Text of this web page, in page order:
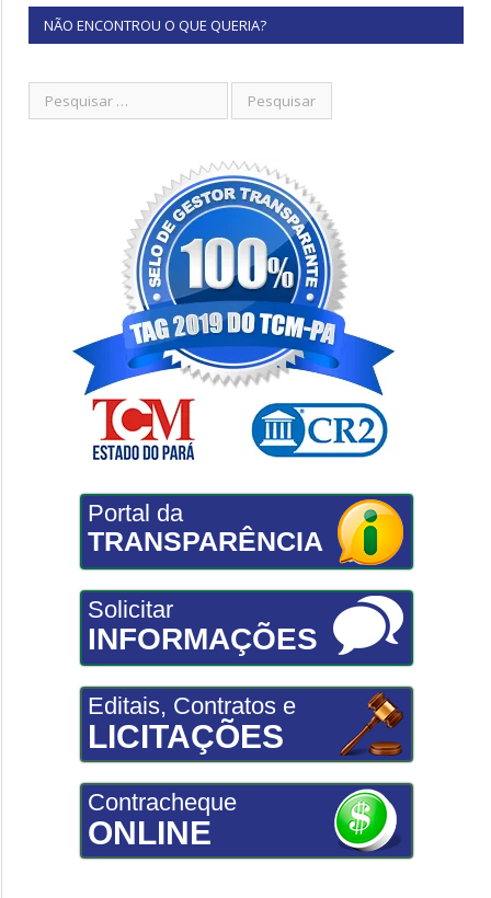
NÃO ENCONTROU O QUE QUERIA?
Portal da
TRANSPARÊNCIA
Solicitar
INFORMAÇÕES
Editais, Contratos e
LICITAÇÕES
Contracheque
ONLINE